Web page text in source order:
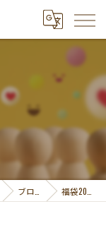
ブログ 福袋2022